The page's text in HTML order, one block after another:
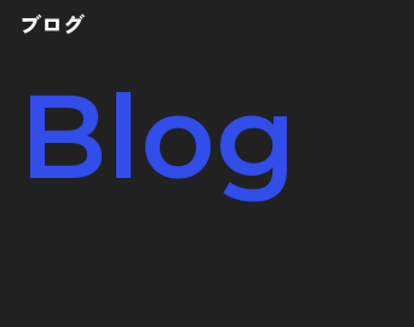
ブログ
Blog